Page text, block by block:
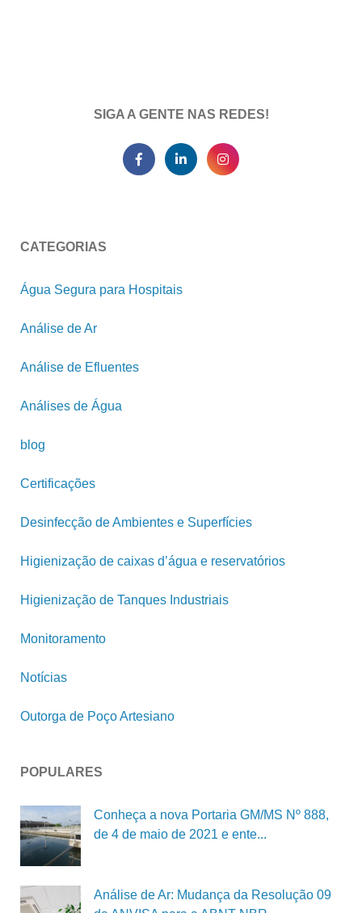
SIGA A GENTE NAS REDES!
CATEGORIAS
Água Segura para Hospitais
Análise de Ar
Análise de Efluentes
Análises de Água
blog
Certificações
Desinfecção de Ambientes e Superfícies
Higienização de caixas d’água e reservatórios
Higienização de Tanques Industriais
Monitoramento
Notícias
Outorga de Poço Artesiano
POPULARES
Conheça a nova Portaria GM/MS Nº 888,
de 4 de maio de 2021 e ente...
Análise de Ar: Mudança da Resolução 09